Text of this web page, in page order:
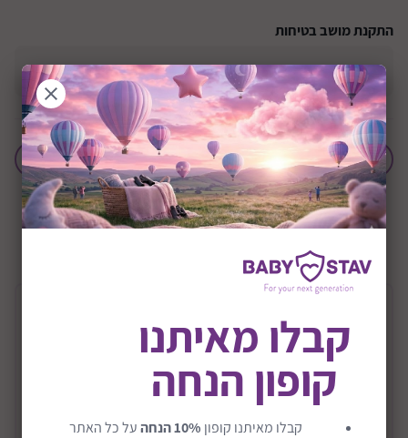
התקנת מושב בטיחות
הוסף לחבילת לידה
+0M שיתוף:
With Rotating Base
סלקל אתנה תוכנן להעניק לתינוקך נוחות ובטיחות
קבלו מאיתנו
קופון הנחה
קבלו מאיתנו קופון 10% הנחה
על כל האתר